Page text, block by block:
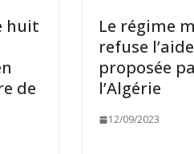
huit
de
Le régime
refuse l’aide
proposée
l’Algérie
12/09/2023